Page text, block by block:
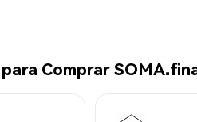
Comprar